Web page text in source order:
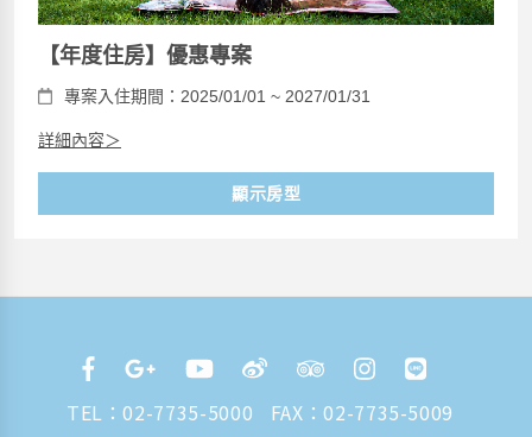
【年度住房】優惠專案
專案入住期間：2025/01/01 ~ 2027/01/31
詳細內容＞
顯示房型
TEL：02-7735-5000
FAX：02-7735-5009